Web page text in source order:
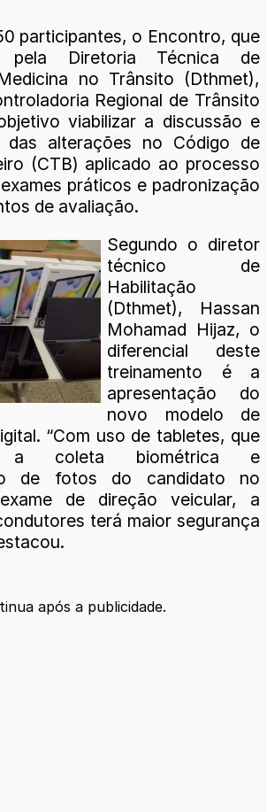
participantes, o Encontro, que
pela Diretoria Técnica de
no Trânsito (Dthmet),
Regional de Trânsito
viabilizar a discussão e
das alterações no Código de
(CTB) aplicado ao processo
práticos e padronização
de avaliação.
Segundo o diretor
técnico de
Habilitação
(Dthmet), Hassan
Mohamad Hijaz, o
diferencial deste
treinamento é a
apresentação do
novo modelo de
“Com uso de tabletes, que
a coleta biométrica e
de fotos do candidato no
de direção veicular, a
terá maior segurança
após a publicidade.